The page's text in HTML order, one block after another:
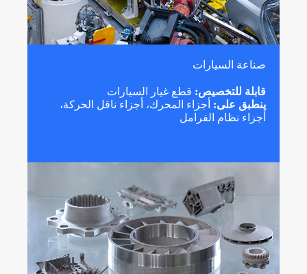
صناعة السيارات
قابلة للتخصيص: قطع غيار السيارات
ينطبق على: أجزاء المحرك، أجزاء ناقل الحركة،
أجزاء نظام الفرامل